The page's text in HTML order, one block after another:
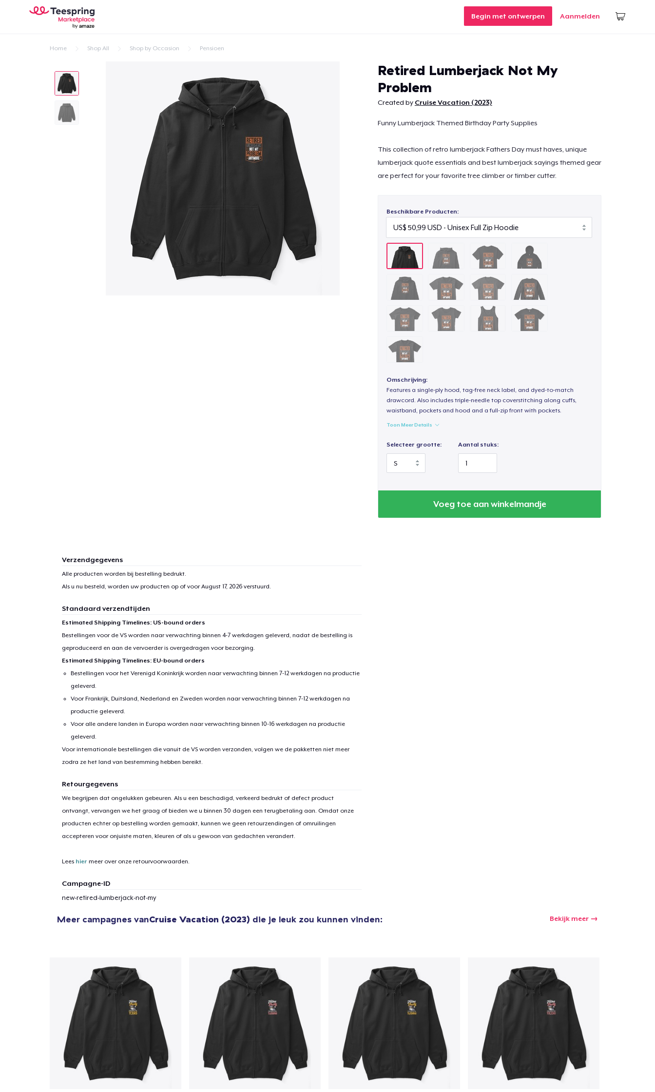
Begin met ontwerpen Aanmelden
Home Shop All Shop by Occasion Pensioen
Retired Lumberjack Not My
Problem
Created by Cruise Vacation (2023)
Funny Lumberjack Themed Birthday Party Supplies
This collection of retro lumberjack Fathers Day must haves, unique
lumberjack quote essentials and best lumberjack sayings themed gear
are perfect for your favorite tree climber or timber cutter.
Beschikbare Producten:
Omschrijving:
Features a single-ply hood, tag-free neck label, and dyed-to-match
drawcord. Also includes triple-needle top coverstitching along cuffs,
waistband, pockets and hood and a full-zip front with pockets.
Toon Meer Details
Selecteer grootte: Aantal stuks:
Voeg toe aan winkelmandje
Verzendgegevens
Alle producten worden bij bestelling bedrukt.
Als u nu besteld, worden uw producten op of voorAugust 17, 2026verstuurd.
Standaard verzendtijden
Estimated Shipping Timelines: US-bound orders
Bestellingen voor de VS worden naar verwachting binnen 4-7 werkdagen geleverd, nadat de bestelling is
geproduceerd en aan de vervoerder is overgedragen voor bezorging.
Estimated Shipping Timelines: EU-bound orders
Bestellingen voor het Verenigd Koninkrijk worden naar verwachting binnen 7-12 werkdagen na productie
geleverd.
Voor Frankrijk, Duitsland, Nederland en Zweden worden naar verwachting binnen 7-12 werkdagen na
productie geleverd.
Voor alle andere landen in Europa worden naar verwachting binnen 10-16 werkdagen na productie
geleverd.
Voor internationale bestellingen die vanuit de VS worden verzonden, volgen we de pakketten niet meer
zodra ze het land van bestemming hebben bereikt.
Retourgegevens
We begrijpen dat ongelukken gebeuren. Als u een beschadigd, verkeerd bedrukt of defect product
ontvangt, vervangen we het graag of bieden we u binnen 30 dagen een terugbetaling aan. Omdat onze
producten echter op bestelling worden gemaakt, kunnen we geen retourzendingen of omruilingen
accepteren voor onjuiste maten, kleuren of als u gewoon van gedachten verandert.
Lees hier meer over onze retourvoorwaarden.
Campagne-ID
new-retired-lumberjack-not-my
Meer campagnes vanCruise Vacation (2023) die je leuk zou kunnen vinden: Bekijk meer
1item aan
Ga door naar de Kassa
Classic Crew Neck T-Shirt
US$ 66,99
Unisex Premium Pullover Hoodie
Comfort Tee